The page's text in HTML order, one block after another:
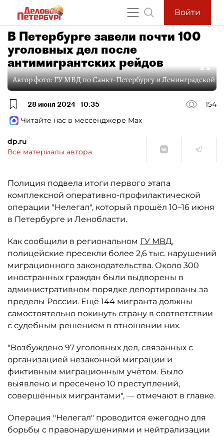
Войти
В Петербурге завели почти 100
уголовных дел после
антимигрантских рейдов
Автор фото:ГУ МВД по Санкт-Петербургу и Ленинградской
28 июня 2024 10:35
154
Читайте нас в мессенджере Max
dp.ru
Все материалы автора
Полиция подвела итоги первого этапа
комплексной оперативно-профилактической
операции "Нелегал", который прошёл 10–16 июня
в Петербурге и Ленобласти.
Как сообщили в региональном ГУ МВД,
полицейские пресекли более 2,6 тыс. нарушений
миграционного законодательства. Около 300
иностранных граждан были выдворены в
административном порядке депортированы за
пределы России. Ещё 144 мигранта должны
самостоятельно покинуть страну в соответствии
с судебным решением в отношении них.
"Возбуждено 97 уголовных дел, связанных с
организацией незаконной миграции и
фиктивным миграционным учётом. Было
выявлено и пресечено 10 преступлений,
совершённых мигрантами", — отмечают в главке.
Операция "Нелегал" проводится ежегодно для
борьбы с правонарушениями и нейтрализации